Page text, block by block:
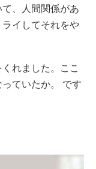
、人間関係があ
イしてそれをや
れました。ここ
ていたか。 です